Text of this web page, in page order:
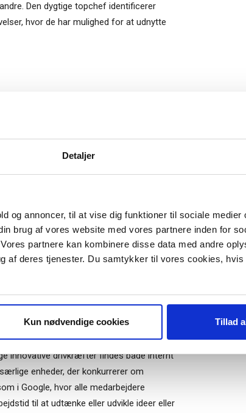
Detaljer
og annoncer, til at vise dig funktioner til sociale medier
brug af vores website med vores partnere inden for
partnere kan kombinere disse data med andre
af deres tjenester. Du samtykker til vores cookies,
Kun nødvendige cookies Tillad
Den dygtige topchef identificerer
hvor de har mulighed for at udnytte
opføre sig som venturekapitalister. De
entrepreneurs. Topledelsen har
at gå ind i forskellige
skal også guide entrepreneuren, og
regel indebærer store risici for, at der
ikke munde ud i noget kommercielt. Og
have fokus på innovation. Man kan sige,
projekter som en naturlig del af
lærer af sine fejltagelser.
innovative drivkræfter findes både internt
enheder, der konkurrerer om
i Google, hvor alle medarbejdere
til at udtænke eller udvikle ideer eller
Borchs bog
bestyrelse”
du tilmeldt